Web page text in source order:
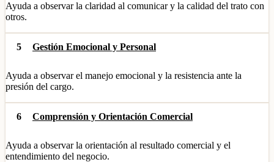
Ayuda a observar la claridad al comunicar y la calidad del trato con
otros.
5 Gestión Emocional y Personal
Ayuda a observar el manejo emocional y la resistencia ante la
presión del cargo.
6 Comprensión y Orientación Comercial
Ayuda a observar la orientación al resultado comercial y el
entendimiento del negocio.